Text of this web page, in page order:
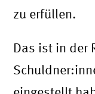
zu erfüllen.
Das ist in der